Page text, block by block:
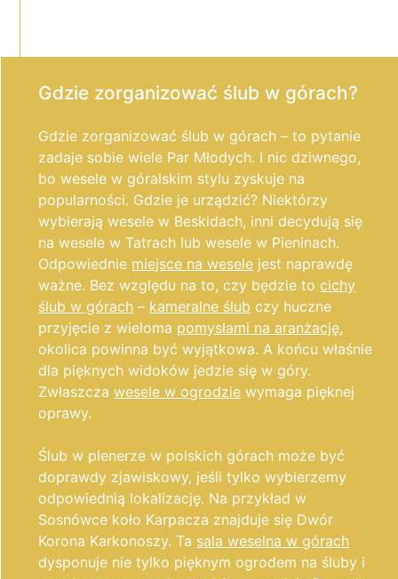
Gdzie zorganizować ślub w górach?
Gdzie zorganizować ślub w górach – to pytanie
zadaje sobie wiele Par Młodych. I nic dziwnego,
bo wesele w góralskim stylu zyskuje na
popularności. Gdzie je urządzić? Niektórzy
wybierają wesele w Beskidach, inni decydują się
na wesele w Tatrach lub wesele w Pieninach.
Odpowiednie miejsce na wesele jest naprawdę
ważne. Bez względu na to, czy będzie tocichy
ślub w górach – kameralne ślub czy huczne
przyjęcie z wieloma pomysłami na aranżację,
okolica powinna być wyjątkowa. A końcu właśnie
dla pięknych widoków jedzie się w góry.
Zwłaszczawesele w ogrodzie wymaga pięknej
oprawy.
Ślub w plenerze w polskich górach może być
doprawdy zjawiskowy, jeśli tylko wybierzemy
odpowiednią lokalizację. Na przykład w
Sosnówce koło Karpacza znajduje się Dwór
Korona Karkonoszy. Ta sala weselna w górach
dysponuje nie tylko pięknym ogrodem na śluby i